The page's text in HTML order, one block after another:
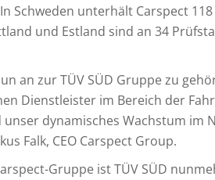
Schweden unterhält Carspect
und Estland sind an 34
an zur TÜV SÜD Gruppe zu
Dienstleister im Bereich der
dynamisches Wachstum im
Falk, CEO Carspect Group.
Gruppe ist TÜV SÜD